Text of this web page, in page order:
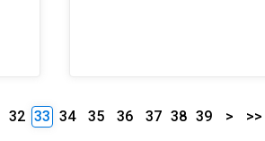
32 33 34 35 36 37 38 39 > >>